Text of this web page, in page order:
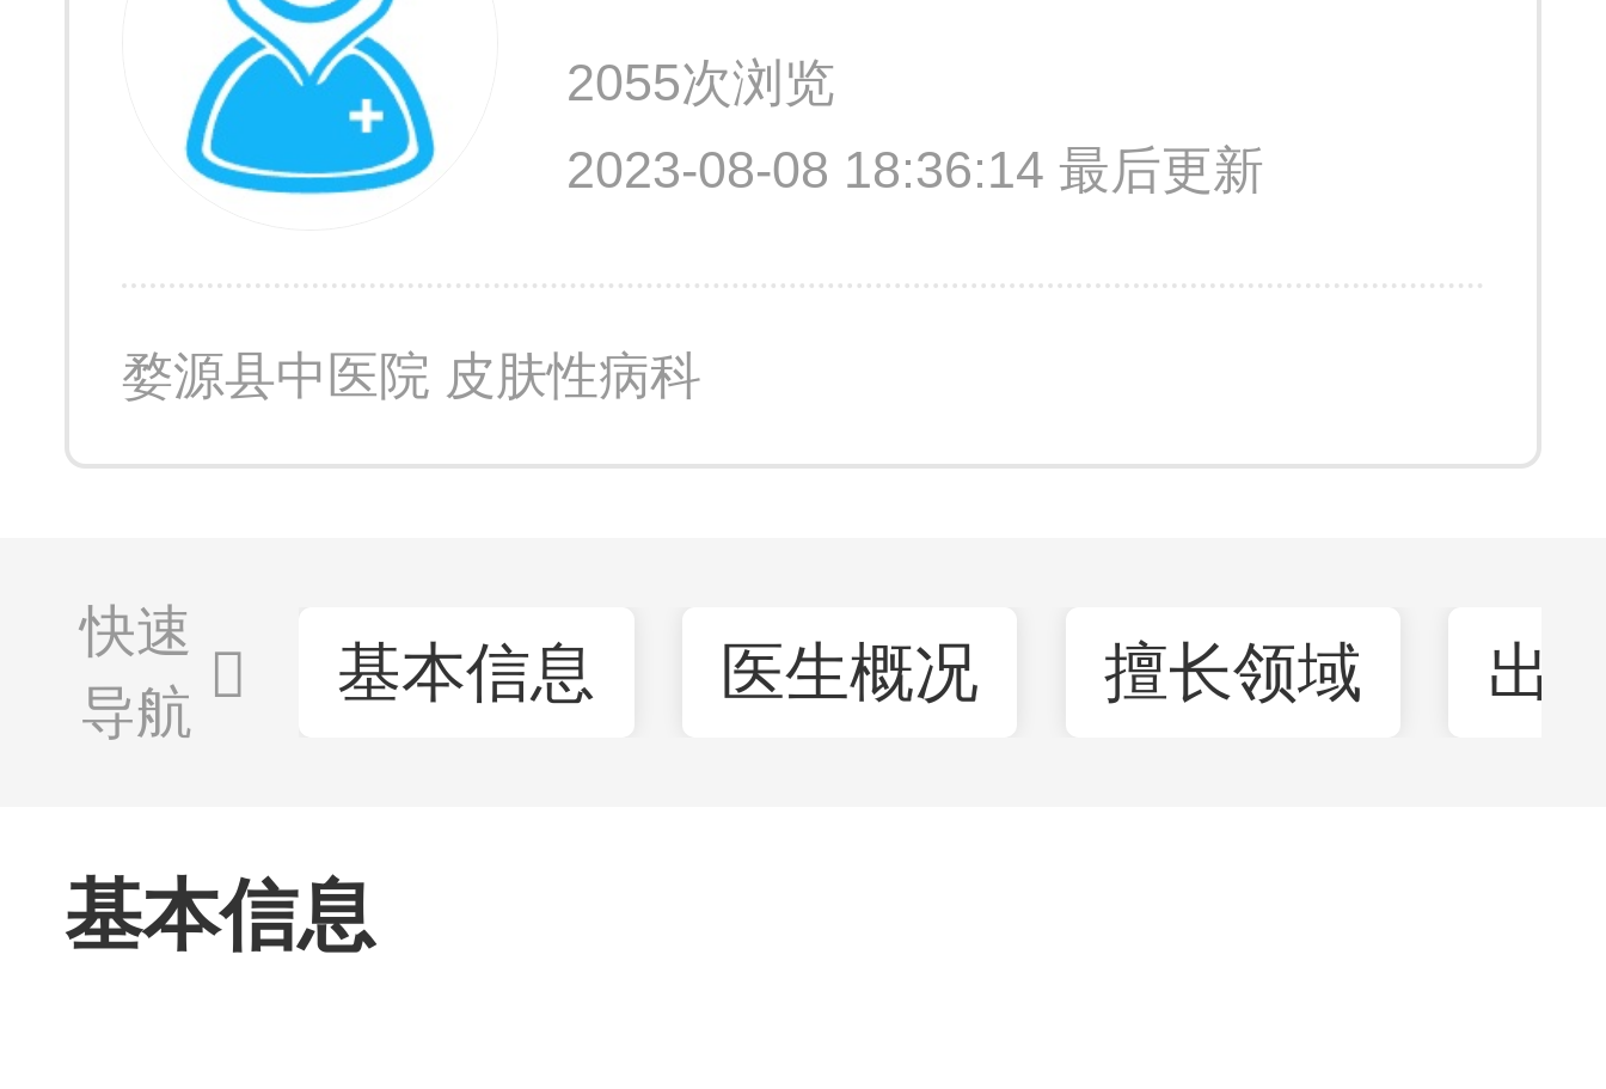
2055次浏览
2023-08-08 18:36:14 最后更新
婺源县中医院 皮肤性病科
快速
导航
基本信息 医生概况 擅长领域 出
基本信息